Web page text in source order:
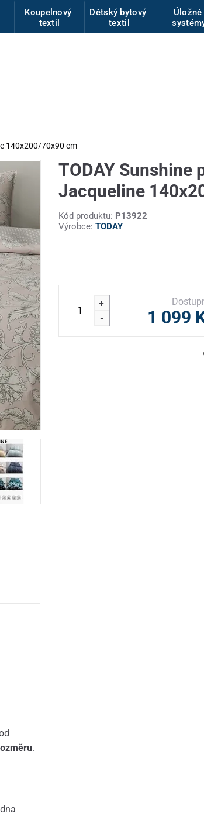
Koupelnový
textil
Dětský bytový
textil
Úložné
140x200/70x90 cm
.
TODAY Sunshine
Jacqueline
Kód produktu: P13922
Výrobce: TODAY
+
-
1 099